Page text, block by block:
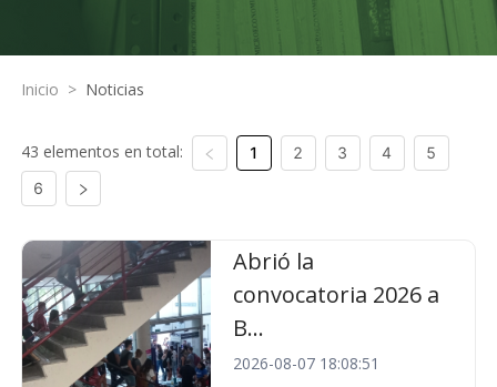
Inicio > Noticias
43 elementos en total: 1 2 3 4
5
6
Abrió la
convocatoria 2026 a
B...
2026-08-07 18:08:51